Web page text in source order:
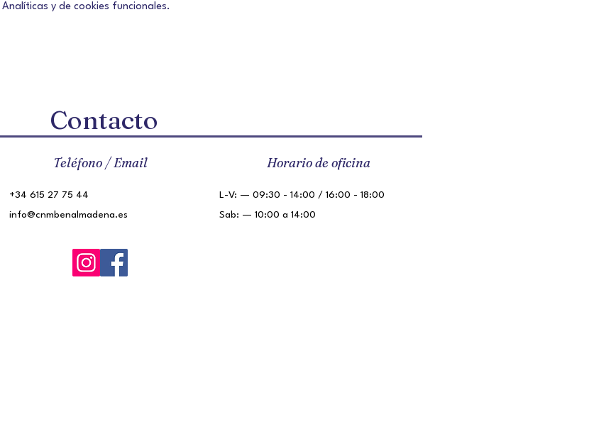
y de cookies funcionales.
Contacto
Teléfono / Email
+34 615 27 75 44
info@cnmbenalmadena.es
Horario de oficina
L-V: — 09:30 - 14:00 / 16:00 - 18:00
Sab: — 10:00 a 14:00